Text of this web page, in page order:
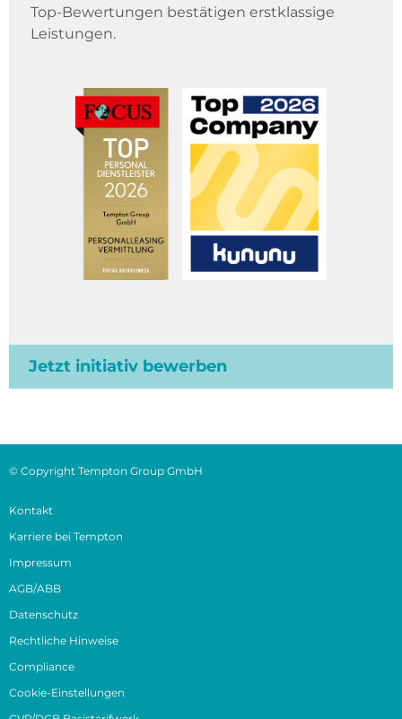
Top-Bewertungen bestätigen erstklassige
Leistungen.
Jetzt initiativ bewerben
© Copyright Tempton Group GmbH
Kontakt
Karriere bei Tempton
Impressum
AGB/ABB
Datenschutz
Rechtliche Hinweise
Compliance
Cookie-Einstellungen